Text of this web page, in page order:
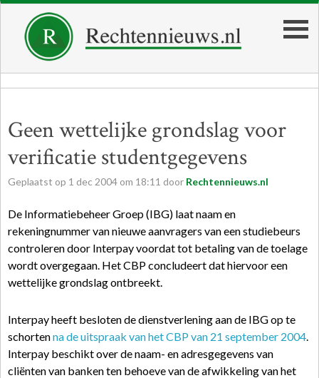
Geen wettelijke grondslag voor
verificatie studentgegevens
Geplaatst op 1 dec 2004 om 18:11 door Rechtennieuws.nl
De Informatiebeheer Groep (IBG) laat naam en
rekeningnummer van nieuwe aanvragers van een studiebeurs
controleren door Interpay voordat tot betaling van de toelage
wordt overgegaan. Het CBP concludeert dat hiervoor een
wettelijke grondslag ontbreekt.
Interpay heeft besloten de dienstverlening aan de IBG op te
schortenna de uitspraak van het CBP van 21 september 2004.
Interpay beschikt over de naam- en adresgegevens van
cliënten van banken ten behoeve van de afwikkeling van het